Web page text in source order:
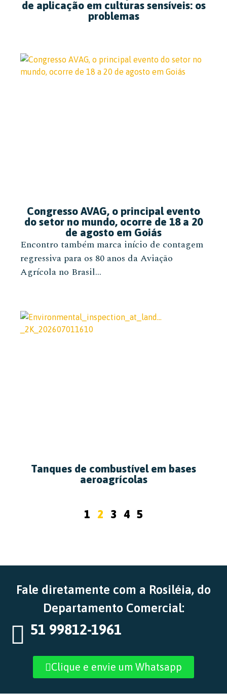
de aplicação em culturas sensíveis: os
problemas
Congresso AVAG, o principal evento
do setor no mundo, ocorre de 18 a 20
de agosto em Goiás
Encontro também marca início de contagem
regressiva para os 80 anos da Aviação
Agrícola no Brasil...
Tanques de combustível em bases
aeroagrícolas
1 2 3 4 5
Fale diretamente com a Rosiléia, do
Departamento Comercial:
51 99812-1961
Clique e envie um Whatsapp